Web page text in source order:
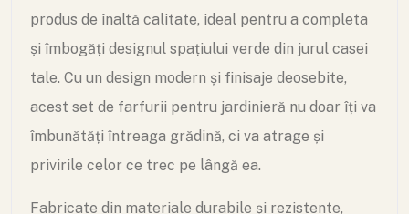
produs de înaltă calitate, ideal pentru a completa
și îmbogăți designul spațiului verde din jurul casei
tale. Cu un design modern și finisaje deosebite,
acest set de farfurii pentru jardinieră nu doar îți va
îmbunătăți întreaga grădină, ci va atrage și
privirile celor ce trec pe lângă ea.
Fabricate din materiale durabile și rezistente,